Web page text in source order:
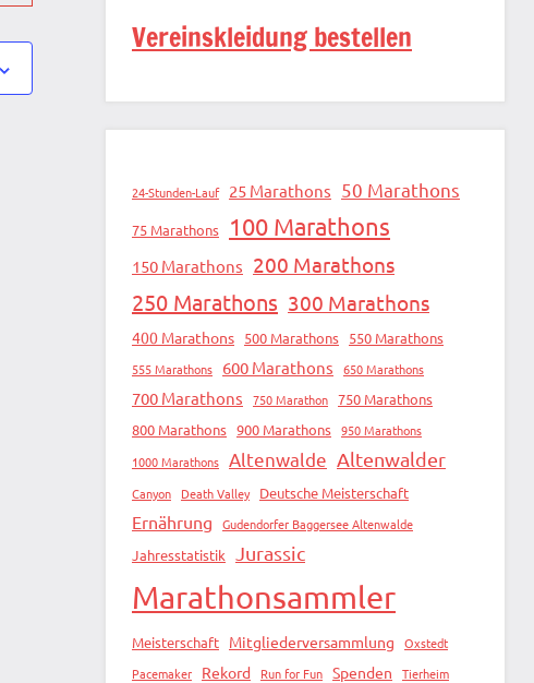
Vereinskleidung bestellen
24-Stunden-Lauf 25 Marathons 50 Marathons
75 Marathons 100 Marathons
150 Marathons 200 Marathons
250 Marathons 300 Marathons
400 Marathons 500 Marathons 550 Marathons
555 Marathons 600 Marathons 650 Marathons
700 Marathons 750 Marathon 750 Marathons
800 Marathons 900 Marathons 950 Marathons
1000 Marathons
Altenwalde Altenwalder
Canyon Death Valley Deutsche Meisterschaft
Ernährung Gudendorfer Baggersee Altenwalde
Jahresstatistik Jurassic
Marathonsammler
Meisterschaft Mitgliederversammlung
Oxstedt
Pacemaker
Rekord Run for Fun Spenden Tierheim